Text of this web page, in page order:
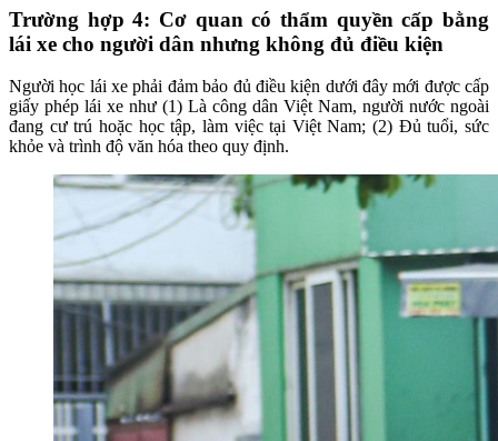
Trường hợp 4: Cơ quan có thẩm quyền cấp bằng
lái xe cho người dân nhưng không đủ điều kiện
Người học lái xe phải đảm bảo đủ điều kiện dưới đây mới được cấp
giấy phép lái xe như (1) Là công dân Việt Nam, người nước ngoài
đang cư trú hoặc học tập, làm việc tại Việt Nam; (2) Đủ tuổi, sức
khỏe và trình độ văn hóa theo quy định.